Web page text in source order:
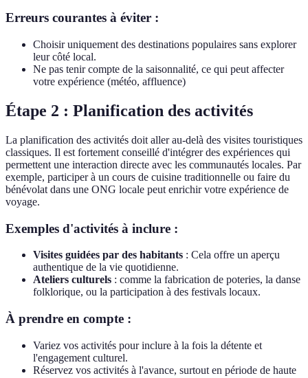
Erreurs courantes à éviter :
Choisir uniquement des destinations populaires sans explorer
leur côté local.
Ne pas tenir compte de la saisonnalité, ce qui peut affecter
votre expérience (météo, affluence)
Étape 2 : Planification des activités
La planification des activités doit aller au-delà des visites touristiques
classiques. Il est fortement conseillé d'intégrer des expériences qui
permettent une interaction directe avec les communautés locales. Par
exemple, participer à un cours de cuisine traditionnelle ou faire du
bénévolat dans une ONG locale peut enrichir votre expérience de
voyage.
Exemples d'activités à inclure :
Visites guidées par des habitants : Cela offre un aperçu
authentique de la vie quotidienne.
Ateliers culturels : comme la fabrication de poteries, la danse
folklorique, ou la participation à des festivals locaux.
À prendre en compte :
Variez vos activités pour inclure à la fois la détente et
l'engagement culturel.
Réservez vos activités à l'avance, surtout en période de haute